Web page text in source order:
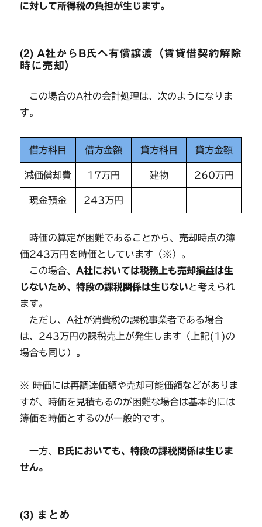
に対して所得税の負担が生じます。
(2) A社からB氏へ有償譲渡（賃貸借契約解除
時に売却）
この場合のA社の会計処理は、次のようになりま
す。
借方科目 借方金額 貸方科目 貸方金額
減価償却費 17万円 建物 260万円
現金預金 243万円
時価の算定が困難であることから、売却時点の簿
価243万円を時価としています（※）。
この場合、 A社においては税務上も売却損益は生
じないため、特段の課税関係は生じないと考えられ
ます。
ただし、A社が消費税の課税事業者である場合
は、243万円の課税売上が発生します（上記(1)の
場合も同じ）。
※ 時価には再調達価額や売却可能価額などがありま
すが、時価を見積もるのが困難な場合は基本的には
簿価を時価とするのが一般的です。
一方、
B氏においても、特段の課税関係は生じま
せん。
(3) まとめ